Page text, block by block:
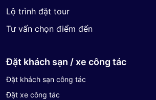
Lộ trình đặt tour
Tư vấn chọn điểm đến
Đặt khách sạn / xe công tác
Đặt khách sạn công tác
Đặt xe công tác